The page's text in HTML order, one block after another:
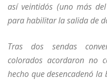
así veintidós (uno más
para habilitar la salida de
Tras dos sendas
colorados acordaron no
hecho que desencadenó